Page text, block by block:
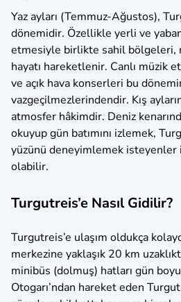
Yaz ayları (Temmuz-Ağustos),
dönemidir. Özellikle yerli ve
etmesiyle birlikte sahil bölgeleri,
hayatı hareketlenir. Canlı müzik
ve açık hava konserleri bu
vazgeçilmezlerindendir. Kış
atmosfer hâkimdir. Deniz
okuyup gün batımını izlemek,
yüzünü deneyimlemek isteyenler
olabilir.
Turgutreis’e Nasıl Gidilir?
Turgutreis’e ulaşım oldukça
merkezine yaklaşık 20 km
minibüs (dolmuş) hatları gün
Otogarı’ndan hareket eden